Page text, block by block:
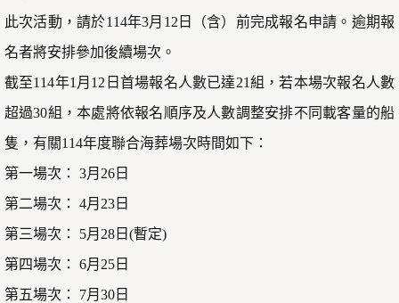
此次活動，請於114年3月12日（含）前完成報名申請。逾期報
名者將安排參加後續場次。
截至114年1月12日首場報名人數已達21組，若本場次報名人數
超過30組，本處將依報名順序及人數調整安排不同載客量的船
隻，有關114年度聯合海葬場次時間如下：
第一場次： 3月26日
第二場次： 4月23日
第三場次： 5月28日(暫定)
第四場次： 6月25日
第五場次： 7月30日